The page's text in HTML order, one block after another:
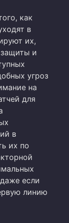
как
в
их,
и
угроз
на
для
в
их по
если
линию